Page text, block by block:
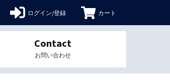
ログイン/登録 カート
Contact
お問い合わせ